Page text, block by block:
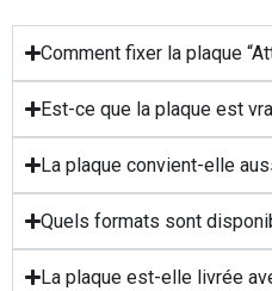
Comment fixer la plaque
Est-ce que la plaque est
La plaque convient-elle
Quels formats sont
La plaque est-elle livrée